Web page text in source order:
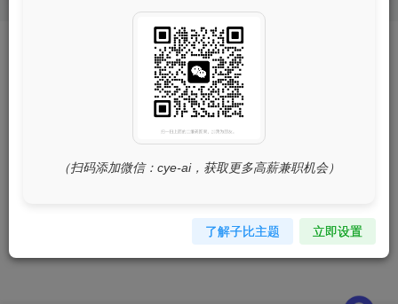
免责声明 广告合作
DeepSeek兼职副业与网赚平台
动.
（扫码添加微信：cye-ai，获取更多高薪兼职机会）
了解子比主题 立即设置